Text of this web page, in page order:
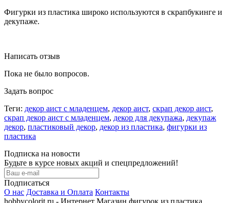
Фигурки из пластика широко используются в скрапбукинге и
декупаже.
Написать отзыв
Пока не было вопросов.
Задать вопрос
Теги: декор аист с младенцем, декор аист, скрап декор аист,
скрап декор аист с младенцем, декор для декупажа, декупаж
декор, пластиковый декор, декор из пластика, фигурки из
пластика
Подписка на новости
Будьте в курсе новых акций и спецпредложений!
Подписаться
О нас Доставка и Оплата Контакты